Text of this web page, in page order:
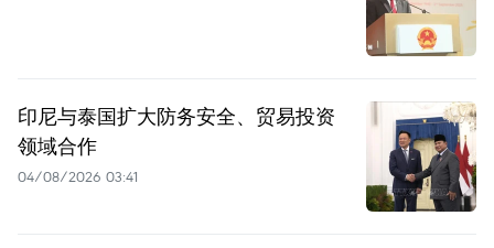
印尼与泰国扩大防务安全、贸易投资
领域合作
04/08/2026 03:41